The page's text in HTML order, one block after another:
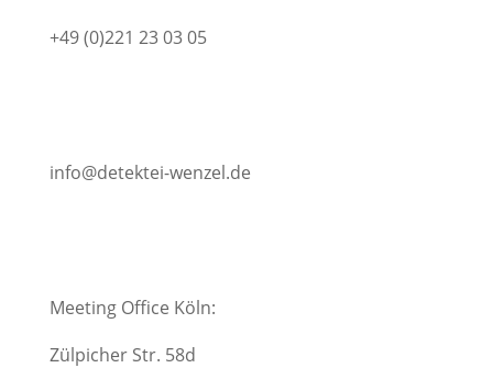
+49 (0)221 23 03 05
info@detektei-wenzel.de
Meeting Office Köln:
Zülpicher Str. 58d